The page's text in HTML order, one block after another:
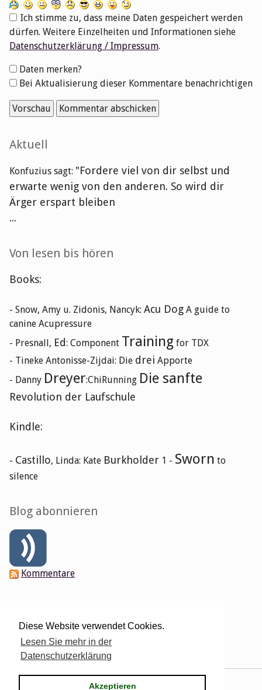
Diese Website verwendet Cookies.
Lesen Sie mehr in der
Datenschutzerklärung
Akzeptieren
Ich stimme zu, dass meine Daten gespeichert werden
dürfen. Weitere Einzelheiten und Informationen siehe
Datenschutzerklärung / Impressum.
Formular-
Optionen
Daten merken?
Bei Aktualisierung dieser Kommentare benachrichtigen
Seitenleiste
Aktuell
Konfuzius sagt: "Fordere viel von dir selbst und
erwarte wenig von den anderen. So wird dir
Ärger erspart bleiben
...
Von lesen bis hören
Books:
- Snow, Amy u. Zidonis, Nancyk: Acu Dog A guide to
canine Acupressure
- Presnall, Ed: Component Training for TDX
- Tineke Antonisse-Zijdai: Die drei Apporte
- Danny Dreyer:ChiRunning Die sanfte
Revolution der Laufschule
Kindle:
- Castillo, Linda: Kate Burkholder 1 - Sworn to
silence
Blog abonnieren
Kommentare
Login
& the 2k11